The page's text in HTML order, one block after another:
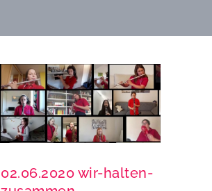
02.06.2020 wir-halten-